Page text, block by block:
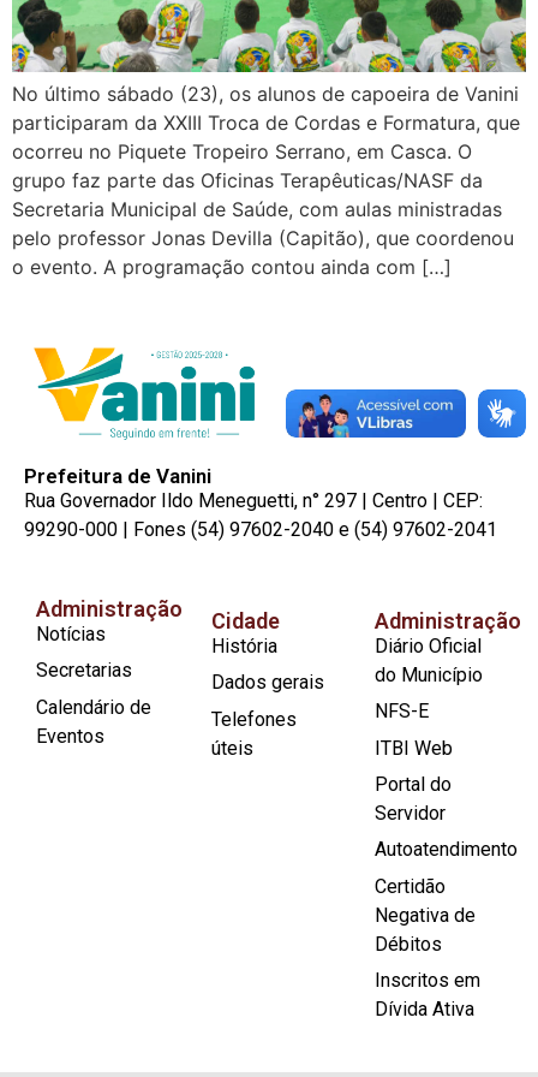
No último sábado (23), os alunos de capoeira de Vanini
participaram da XXIII Troca de Cordas e Formatura, que
ocorreu no Piquete Tropeiro Serrano, em Casca. O
grupo faz parte das Oficinas Terapêuticas/NASF da
Secretaria Municipal de Saúde, com aulas ministradas
pelo professor Jonas Devilla (Capitão), que coordenou
o evento. A programação contou ainda com […]
Prefeitura de Vanini
Rua Governador Ildo Meneguetti, n° 297 | Centro | CEP:
99290-000 | Fones (54) 97602-2040 e (54) 97602-2041
Administração
Notícias
Secretarias
Calendário de
Eventos
Cidade
História
Dados gerais
Telefones
úteis
Administração
Diário Oficial
do Município
NFS-E
ITBI Web
Portal do
Servidor
Autoatendimento
Certidão
Negativa de
Débitos
Inscritos em
Dívida Ativa